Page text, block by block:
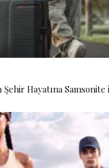
Şehir Hayatına Samsonite